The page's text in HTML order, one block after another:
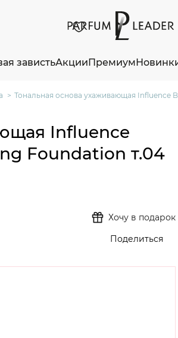
завистьАкцииПремиум
Тональная основа ухаживающая Influence
Influence
Foundation т.04
Хочу в подарок
Поделиться